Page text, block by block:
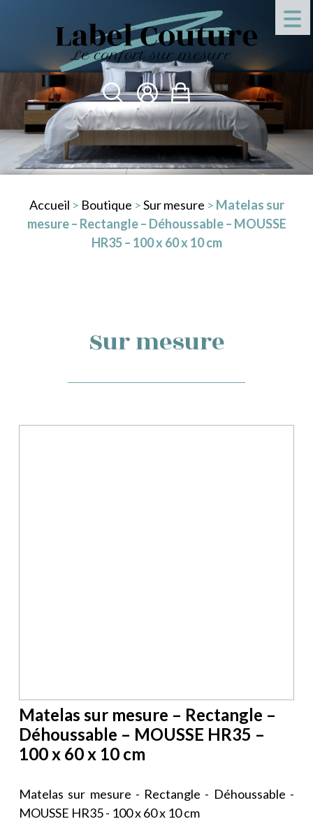
Accueil > Boutique >Sur mesure > Matelas sur
mesure – Rectangle – Déhoussable – MOUSSE
HR35 – 100 x 60 x 10 cm
Sur mesure
Matelas sur mesure – Rectangle –
Déhoussable – MOUSSE HR35 –
100 x 60 x 10 cm
Matelas sur mesure - Rectangle - Déhoussable -
MOUSSE HR35 - 100 x 60 x 10 cm